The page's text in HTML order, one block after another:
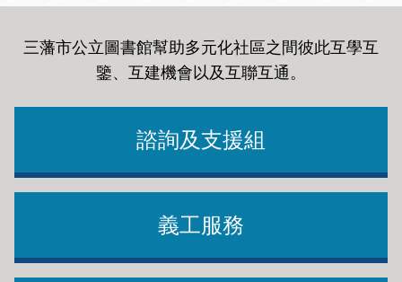
三藩市公立圖書館幫助多元化社區之間彼此互學互
鑒、互建機會以及互聯互通。
諮詢及支援組
義工服務